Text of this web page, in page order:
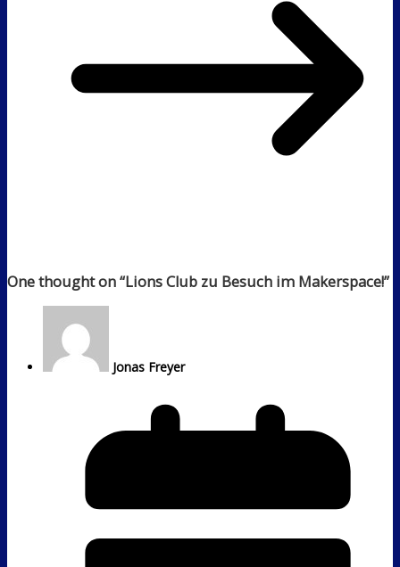
One thought on “Lions Club zu Besuch im Makerspace!”
Jonas Freyer